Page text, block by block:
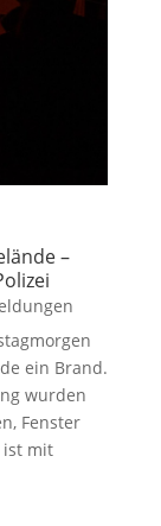
–
ein Brand.
wurden
Fenster
ist mit